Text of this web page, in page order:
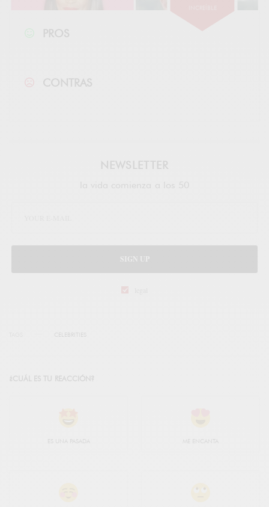
PROS
CONTRAS
NEWSLETTER
la vida comienza a los 50
SIGN UP
CELEBRITIES
¿CUÁL ES TU REACCIÓN?
ES UNA PASADA ME ENCANTA